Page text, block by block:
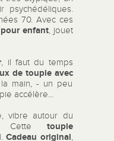
psychédéliques.
70. Avec ces
enfant, jouet
, il faut du temps
de toupie avec
main, - un peu
accélère...
vibre autour du
Cette toupie
Cadeau original,